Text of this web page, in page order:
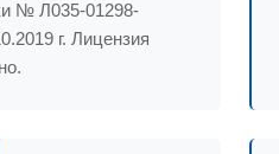
№ Л035-01298-
г. Лицензия